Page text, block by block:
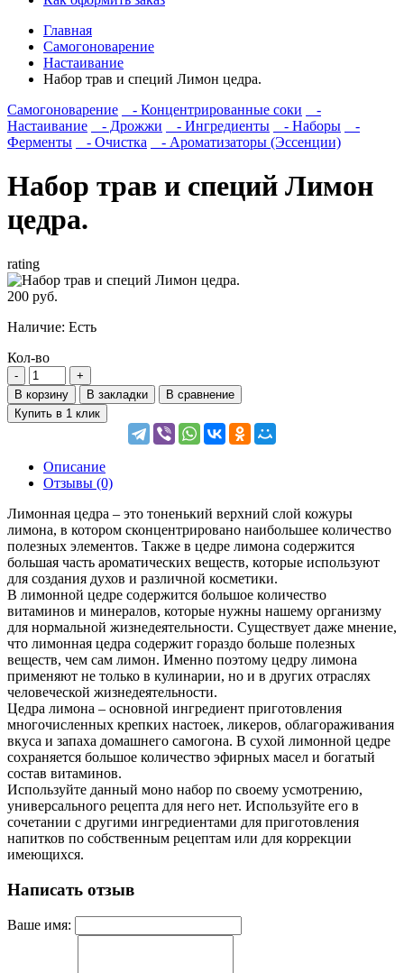
Главная
Самогоноварение
Настаивание
Набор трав и специй Лимон цедра.
Самогоноварение
- Концентрированные соки
-
Настаивание
- Дрожжи - Ингредиенты - Наборы
-
Ферменты
- Очистка - Ароматизаторы (Эссенции)
Набор трав и специй Лимон
цедра.
rating
200 руб.
Наличие: Есть
Кол-во
В корзину В закладки
В сравнение
Купить в 1 клик
Описание
Отзывы (0)
Лимонная цедра – это тоненький верхний слой кожуры
лимона, в котором сконцентрировано наибольшее количество
полезных элементов. Также в цедре лимона содержится
большая часть ароматических веществ, которые используют
для создания духов и различной косметики.
В лимонной цедре содержится большое количество
витаминов и минералов, которые нужны нашему организму
для нормальной жизнедеятельности. Существует даже мнение,
что лимонная цедра содержит гораздо больше полезных
веществ, чем сам лимон. Именно поэтому цедру лимона
применяют не только в кулинарии, но и в других отраслях
человеческой жизнедеятельности.
Цедра лимона – основной ингредиент приготовления
многочисленных крепких настоек, ликеров, облагораживания
вкуса и запаха домашнего самогона. В сухой лимонной цедре
сохраняется большое количество эфирных масел и богатый
состав витаминов.
Используйте данный моно набор по своему усмотрению,
универсального рецепта для него нет. Используйте его в
сочетании с другими ингредиентами для приготовления
напитков по собственным рецептам или для коррекции
имеющихся.
Написать отзыв
Ваше имя: